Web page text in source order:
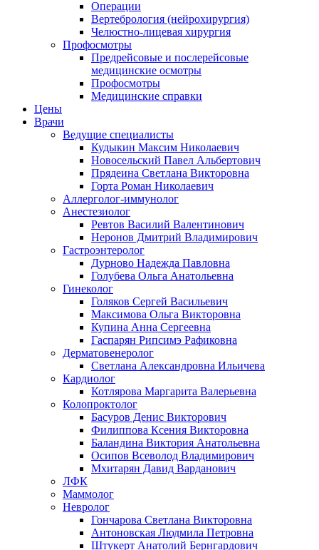
Операции
Вертебрология (нейрохирургия)
Челюстно-лицевая хирургия
Профосмотры
Предрейсовые и послерейсовые
медицинские осмотры
Профосмотры
Медицинские справки
Цены
Врачи
Ведущие специалисты
Кудыкин Максим Николаевич
Новосельский Павел Альбертович
Прядеина Светлана Викторовна
Горта Роман Николаевич
Аллерголог-иммунолог
Анестезиолог
Ревтов Василий Валентинович
Неронов Дмитрий Владимирович
Гастроэнтеролог
Дурново Надежда Павловна
Голубева Ольга Анатольевна
Гинеколог
Голяков Сергей Васильевич
Максимова Ольга Викторовна
Купина Анна Сергеевна
Гаспарян Рипсимэ Рафиковна
Дерматовенеролог
Светлана Александровна Ильичева
Кардиолог
Котлярова Маргарита Валерьевна
Колопроктолог
Басуров Денис Викторович
Филиппова Ксения Викторовна
Баландина Виктория Анатольевна
Осипов Всеволод Владимирович
Мхитарян Давид Варданович
ЛФК
Маммолог
Невролог
Гончарова Светлана Викторовна
Антоновская Людмила Петровна
Штукерт Анатолий Бернгардович